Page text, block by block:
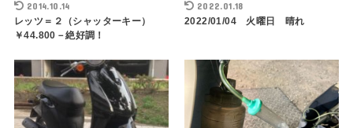
2014.10.14
レッツ＝２（シャッターキー）
￥44.800－絶好調！
2022.01.18
2022/01/04 火曜日 晴れ